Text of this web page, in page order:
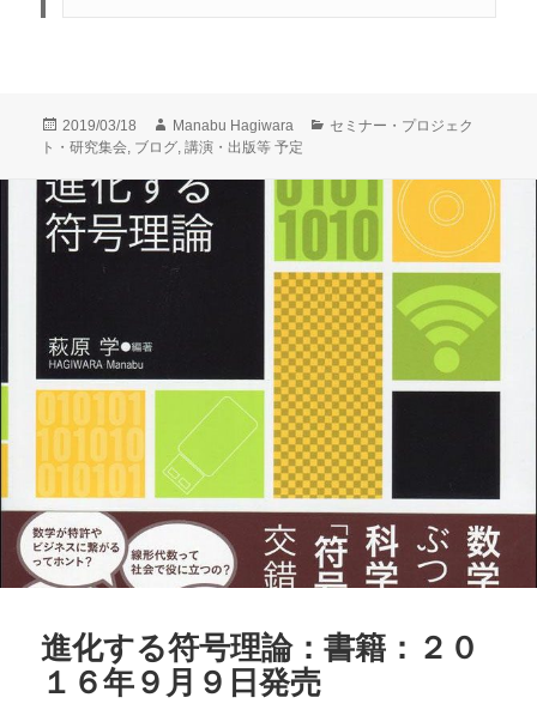
投
稿
2019/03/18
作
成
Manabu Hagiwara
カ
ー
セミナー・プロジェク
ト・研究集会 ブログ ,講演・出版等 予定
進化する符号理論：書籍：２０
１６年９月９日発売